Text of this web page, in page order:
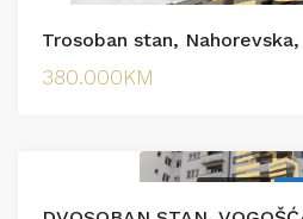
Trosoban stan,
380.000KM